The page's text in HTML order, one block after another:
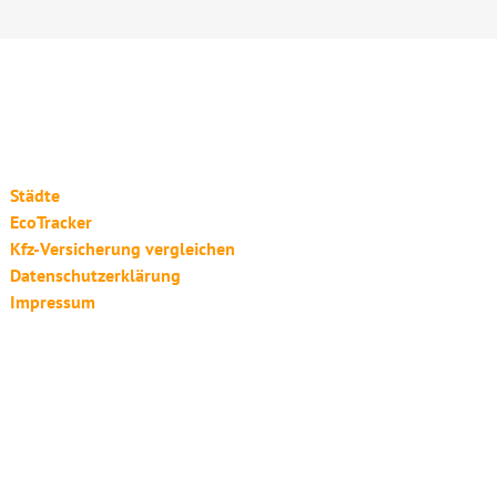
Städte
EcoTracker
Kfz-Versicherung vergleichen
Datenschutzerklärung
Impressum